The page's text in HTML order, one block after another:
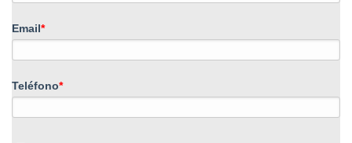
Email*
Teléfono*